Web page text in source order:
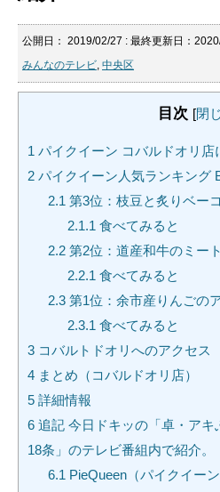
公開日： 2019/02/27 : 最終更新日：
みんなのテレビ, 中央区
目次 [閉
1 パイクイーン コバルドオリ店
2 パイクイーン人気ランキング
2.1 第3位：枝豆と炙りベー
2.1.1 食べてみると
2.2第2位：道産和牛のミー
2.2.1 食べてみると
2.3第1位：余市産りんごの
2.3.1 食べてみると
3 コバルトドオリへのアクセス
4 まとめ（コバルドオリ店）
5 詳細情報
6 追記 今日ドキッの「卓・ア
18条」のテレビ番組内で紹介。
6.1 PieQueen（パイクイー